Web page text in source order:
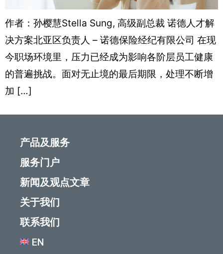
作者：孙樱慧Stella Sung, 高级副总裁 诺德人才解
决方案北亚区负责人 – 诺德保险经纪有限公司 在现
今职场环境里，压力已经成为影响各阶层员工健康
的普遍挑战。面对无止境的最后期限，处理不断增
加 […]
产品及服务
服务门户
新闻及观点文章
关于我们
联系我们
EN